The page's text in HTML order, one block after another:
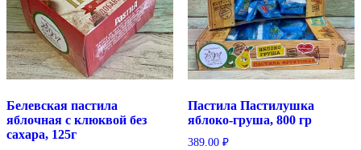
Белевская пастила
яблочная с клюквой без
сахара, 125г
Пастила Пастилушка
яблоко-груша, 800 гр
389.00 ₽